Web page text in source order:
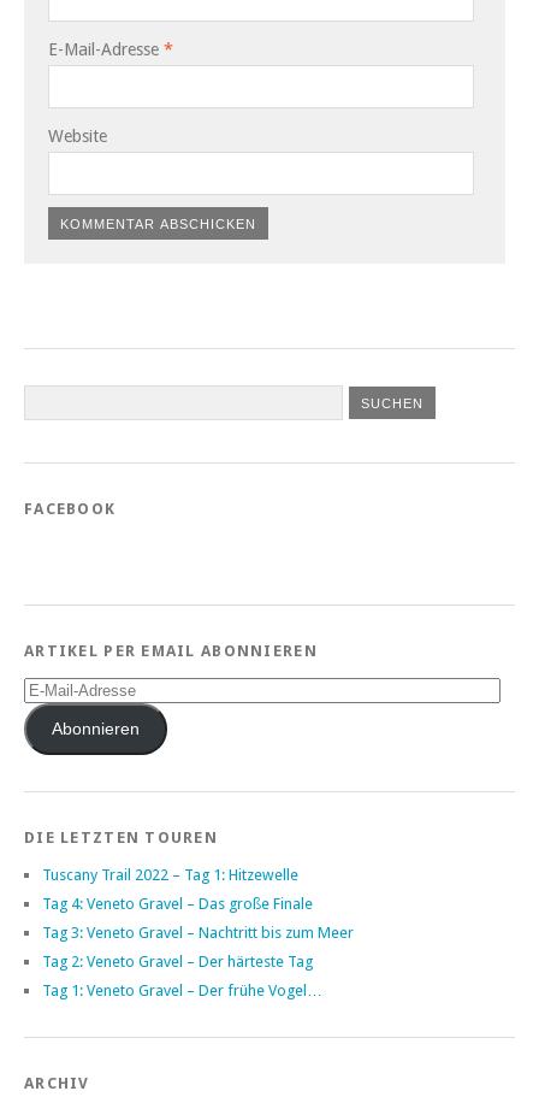
E-Mail-Adresse *
Website
FACEBOOK
ARTIKEL PER EMAIL ABONNIEREN
E-
Mail-
AdresseAbonnieren
DIE LETZTEN TOUREN
Tuscany Trail 2022 – Tag 1: Hitzewelle
Tag 4: Veneto Gravel – Das große Finale
Tag 3: Veneto Gravel – Nachtritt bis zum Meer
Tag 2: Veneto Gravel – Der härteste Tag
Tag 1: Veneto Gravel – Der frühe Vogel…
ARCHIV